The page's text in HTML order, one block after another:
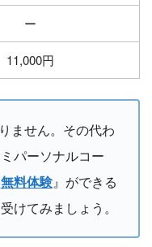
ー
11,000円
ません。その代わ
パーソナルコー
無料体験』ができる
けてみましょう。